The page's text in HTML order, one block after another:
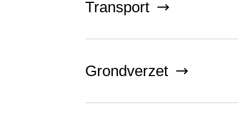
Transport
Grondverzet